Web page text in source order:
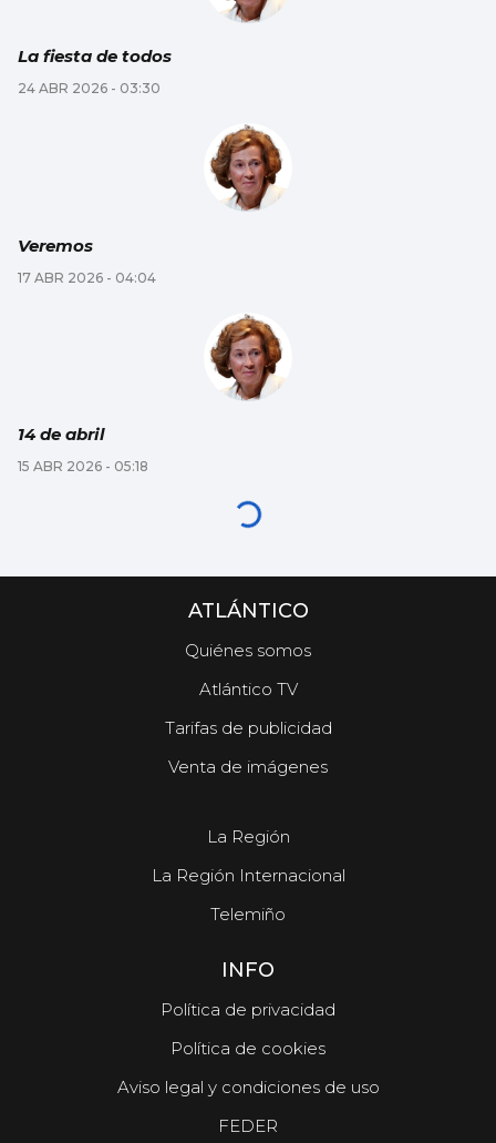
La fiesta de todos
24 ABR 2026 - 03:30
Veremos
17 ABR 2026 - 04:04
14 de abril
15 ABR 2026 - 05:18
ATLÁNTICO
Quiénes somos
Atlántico TV
Tarifas de publicidad
Venta de imágenes
La Región
La Región Internacional
Telemiño
INFO
Política de privacidad
Política de cookies
Aviso legal y condiciones de uso
FEDER